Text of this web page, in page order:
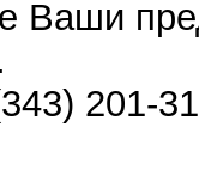
Ваши
201-